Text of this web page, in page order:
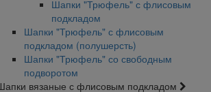
Шапки "Трюфель" с флисовым
подкладом
Шапки "Трюфель" с флисовым
подкладом (полушерсть)
Шапки "Трюфель" со свободным
подворотом
вязаные с флисовым подкладом